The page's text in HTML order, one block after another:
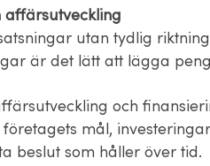
affärsutveckling
utan tydlig
är det lätt att lägga
och
mål,
beslut som håller över tid.